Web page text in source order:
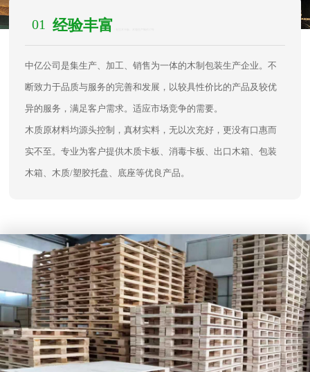
01 经验丰富
中亿公司是集生产、加工、销售为一体的木制包装生产企业。不
断致力于品质与服务的完善和发展，以较具性价比的产品及较优
异的服务，满足客户需求。适应市场竞争的需要。
木质原材料均源头控制，真材实料，无以次充好，更没有口惠而
实不至。专业为客户提供木质卡板、消毒卡板、出口木箱、包装
木箱、木质/塑胶托盘、底座等优良产品。